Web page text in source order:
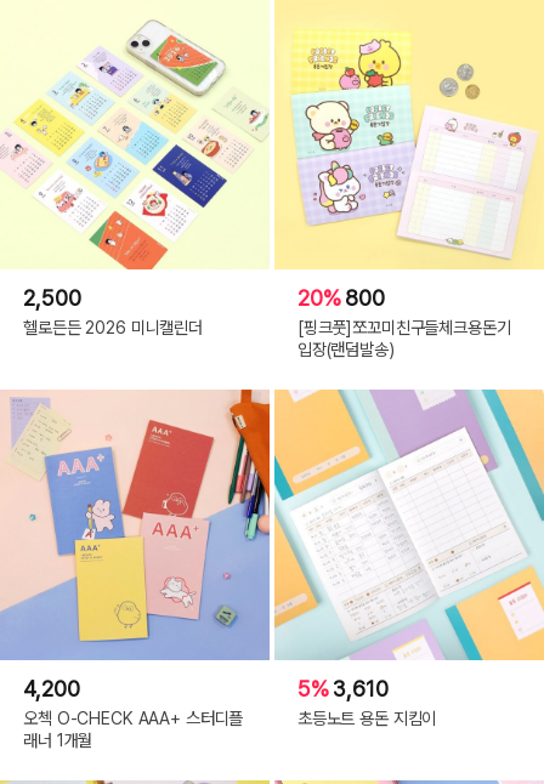
2,500
헬로든든 2026 미니캘린더
20%800
[핑크풋]쪼꼬미친구들체크용돈기
입장(랜덤발송)
4,200
오첵 O-CHECK AAA+ 스터디플
래너 1개월
5%3,610
초등노트 용돈 지킴이